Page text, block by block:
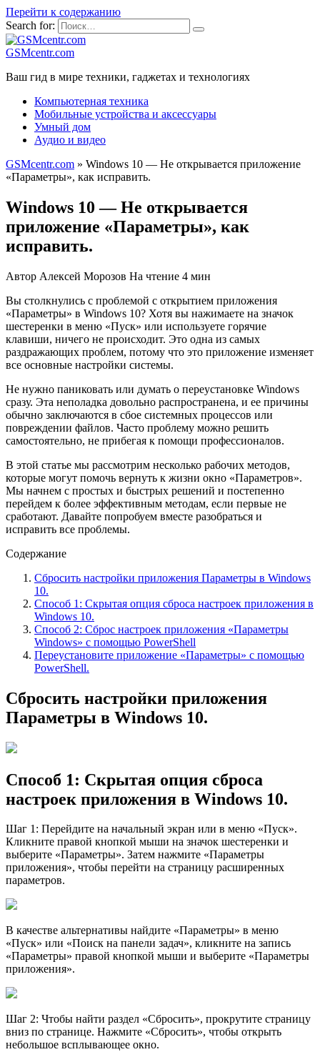
Перейти к содержанию
Search for:
GSMcentr.com
Ваш гид в мире техники, гаджетах и технологиях
Компьютерная техника
Мобильные устройства и аксессуары
Умный дом
Аудио и видео
GSMcentr.com » Windows 10 — Не открывается приложение
«Параметры», как исправить.
Windows 10 — Не открывается
приложение «Параметры», как
исправить.
Автор Алексей Морозов На чтение 4 мин
Вы столкнулись с проблемой с открытием приложения
«Параметры» в Windows 10? Хотя вы нажимаете на значок
шестеренки в меню «Пуск» или используете горячие
клавиши, ничего не происходит. Это одна из самых
раздражающих проблем, потому что это приложение изменяет
все основные настройки системы.
Не нужно паниковать или думать о переустановке Windows
сразу. Эта неполадка довольно распространена, и ее причины
обычно заключаются в сбое системных процессов или
повреждении файлов. Часто проблему можно решить
самостоятельно, не прибегая к помощи профессионалов.
В этой статье мы рассмотрим несколько рабочих методов,
которые могут помочь вернуть к жизни окно «Параметров».
Мы начнем с простых и быстрых решений и постепенно
перейдем к более эффективным методам, если первые не
сработают. Давайте попробуем вместе разобраться и
исправить все проблемы.
Содержание
Сбросить настройки приложения Параметры в Windows
10.
Способ 1: Скрытая опция сброса настроек приложения в
Windows 10.
Способ 2: Сброс настроек приложения «Параметры
Windows» с помощью PowerShell
Переустановите приложение «Параметры» с помощью
PowerShell.
Сбросить настройки приложения
Параметры в Windows 10.
Способ 1: Скрытая опция сброса
настроек приложения в Windows 10.
Шаг 1: Перейдите на начальный экран или в меню «Пуск».
Кликните правой кнопкой мыши на значок шестеренки и
выберите «Параметры». Затем нажмите «Параметры
приложения», чтобы перейти на страницу расширенных
параметров.
В качестве альтернативы найдите «Параметры» в меню
«Пуск» или «Поиск на панели задач», кликните на запись
«Параметры» правой кнопкой мыши и выберите «Параметры
приложения».
Шаг 2: Чтобы найти раздел «Сбросить», прокрутите страницу
вниз по странице. Нажмите «Сбросить», чтобы открыть
небольшое всплывающее окно.